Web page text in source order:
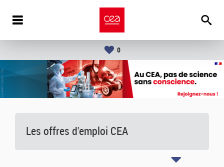
0
Les offres d'emploi CEA